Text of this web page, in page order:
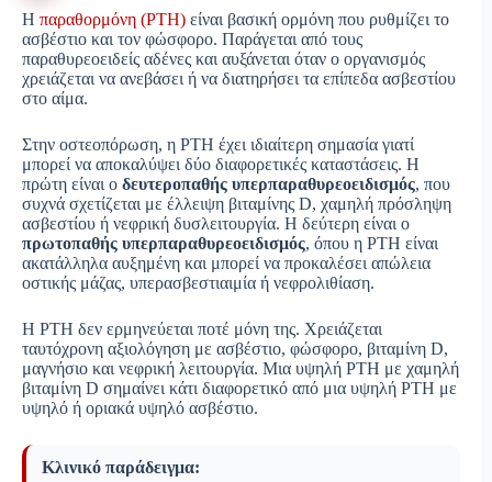
Η παραθορμόνη (PTH) είναι βασική ορμόνη που ρυθμίζει το
ασβέστιο και τον φώσφορο. Παράγεται από τους
παραθυρεοειδείς αδένες και αυξάνεται όταν ο οργανισμός
χρειάζεται να ανεβάσει ή να διατηρήσει τα επίπεδα ασβεστίου
στο αίμα.
Στην οστεοπόρωση, η PTH έχει ιδιαίτερη σημασία γιατί
μπορεί να αποκαλύψει δύο διαφορετικές καταστάσεις. Η
πρώτη είναι ο δευτεροπαθής υπερπαραθυρεοειδισμός, που
συχνά σχετίζεται με έλλειψη βιταμίνης D, χαμηλή πρόσληψη
ασβεστίου ή νεφρική δυσλειτουργία. Η δεύτερη είναι ο
πρωτοπαθής υπερπαραθυρεοειδισμός, όπου η PTH είναι
ακατάλληλα αυξημένη και μπορεί να προκαλέσει απώλεια
οστικής μάζας, υπερασβεστιαιμία ή νεφρολιθίαση.
Η PTH δεν ερμηνεύεται ποτέ μόνη της. Χρειάζεται
ταυτόχρονη αξιολόγηση με ασβέστιο, φώσφορο, βιταμίνη D,
μαγνήσιο και νεφρική λειτουργία. Μια υψηλή PTH με χαμηλή
βιταμίνη D σημαίνει κάτι διαφορετικό από μια υψηλή PTH με
υψηλό ή οριακά υψηλό ασβέστιο.
Κλινικό παράδειγμα: